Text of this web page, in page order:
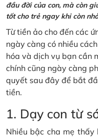
đầu đời của con, mà còn
tốt cho trẻ ngay khi còn
Từ tiền ảo cho đến các
ngày càng có nhiều
hóa và dịch vụ bạn cần
chính cũng ngày càng
quyết sau đây để bắt
tiền.
1. Dạy con từ
Nhiều bậc cha mẹ